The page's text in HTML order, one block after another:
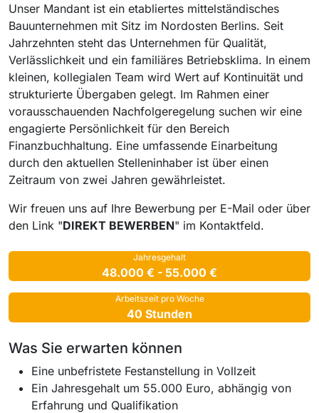
Unser Mandant ist ein etabliertes mittelständisches
Bauunternehmen mit Sitz im Nordosten Berlins. Seit
Jahrzehnten steht das Unternehmen für Qualität,
Verlässlichkeit und ein familiäres Betriebsklima. In einem
kleinen, kollegialen Team wird Wert auf Kontinuität und
strukturierte Übergaben gelegt. Im Rahmen einer
vorausschauenden Nachfolgeregelung suchen wir eine
engagierte Persönlichkeit für den Bereich
Finanzbuchhaltung. Eine umfassende Einarbeitung
durch den aktuellen Stelleninhaber ist über einen
Zeitraum von zwei Jahren gewährleistet.
Wir freuen uns auf Ihre Bewerbung per E-Mail oder über
den Link "DIREKT BEWERBEN" im Kontaktfeld.
Jahresgehalt
48.000 € - 55.000 €
Arbeitszeit pro Woche
40 Stunden
Was Sie erwarten können
Eine unbefristete Festanstellung in Vollzeit
Ein Jahresgehalt um 55.000 Euro, abhängig von
Erfahrung und Qualifikation